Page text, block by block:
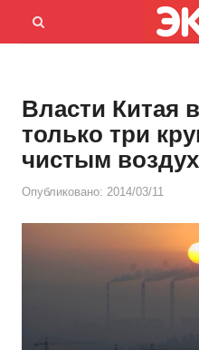
Menu
Открыть
Власти Китая
только три
чистым
Опубликовано: 2014/03/11